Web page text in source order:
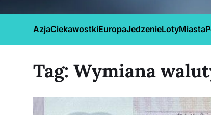
AzjaCiekawostkiEuropaJedzenieLotyMiasta
Tag: Wymiana